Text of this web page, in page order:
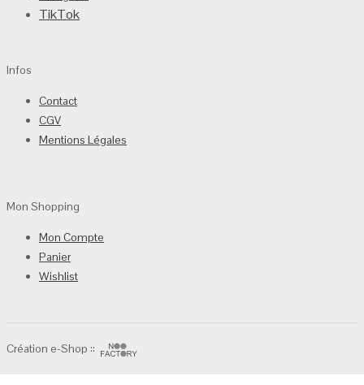
TikTok
Infos
Contact
CGV
Mentions Légales
Mon Shopping
Mon Compte
Panier
Wishlist
Création e-Shop ::